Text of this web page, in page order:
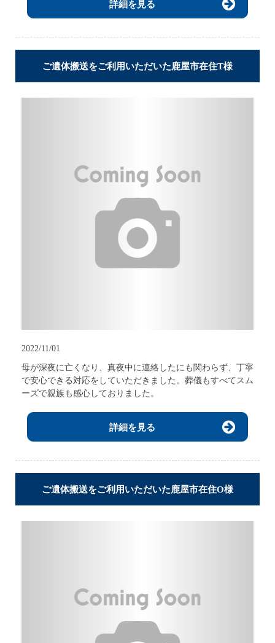
詳細を見る
ご遺体搬送をご利用いただいた鹿屋市在住T様
2022/11/01
母が深夜に亡くなり、真夜中に連絡したにも関わらず、丁寧
で安心できる対応をしていただきました。葬儀もすべてスム
ーズで親族も感心しておりました。
詳細を見る
ご遺体搬送をご利用いただいた鹿屋市在住O様